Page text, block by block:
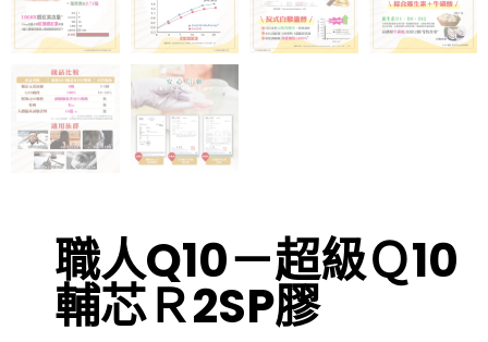
職人Q10－超級Ｑ10
輔芯Ｒ2SP膠